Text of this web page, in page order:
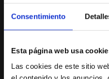
Consentimiento
Esta página web usa
Las cookies de este sitio